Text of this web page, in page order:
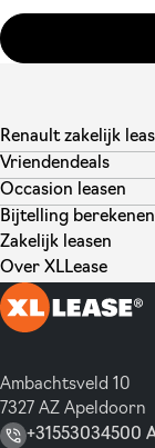
Renault zakelijk
Vriendendeals
Occasion leasen
Bijtelling berekenen
Zakelijk leasen
Over XLLease
Ambachtsveld 10
7327 AZ Apeldoorn
+31553034500